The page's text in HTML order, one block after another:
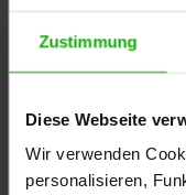
Zustimmung
Diese Webseite
Wir verwenden
personalisieren,
gangraenosum
Videoreihe:
Fallbeispiel:
harmloser